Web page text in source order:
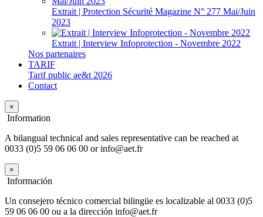
Extrait | Protection Sécurité Magazine N° 277 Mai/Juin
2023
Extrait | Interview Infoprotection - Novembre 2022
Nos partenaires
TARIF
Tarif public ae&t 2026
Contact
×
Information
A bilangual technical and sales representative can be reached at
0033 (0)5 59 06 06 00 or info@aet.fr
×
Información
Un consejero técnico comercial bilingüe es localizable al 0033 (0)5
59 06 06 00 ou a la dirección info@aet.fr